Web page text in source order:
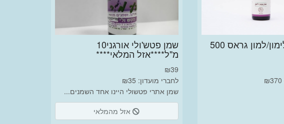
שמן עשב לימון/למון גראס 500 שמן פטש'ולי אורגני10
מ"ל****אזל המלאי****
₪39
לחברי מועדון: ₪35
שמן אתרי פטשולי היינו אחד השמנים...
אזל מהמלאי